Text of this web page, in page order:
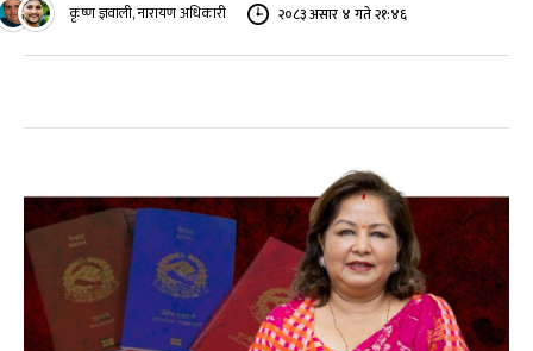
कृष्ण ज्ञवाली, नारायण अधिकारी २०८३ असार ४ गते २१:४६